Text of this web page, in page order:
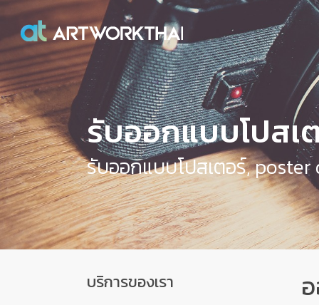
รับออกแบบโปสเ
รับออกแบบโปสเตอร์,
บริการของเรา